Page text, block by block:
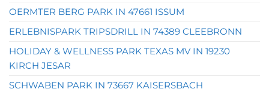
OERMTER BERG PARK IN 47661 ISSUM
ERLEBNISPARK TRIPSDRILL IN 74389 CLEEBRONN
HOLIDAY & WELLNESS PARK TEXAS MV IN 19230
KIRCH JESAR
SCHWABEN PARK IN 73667 KAISERSBACH